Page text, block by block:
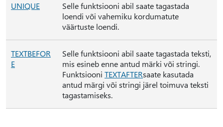
UNIQUE
Selle funktsiooni abil saate tagastada
loendi või vahemiku kordumatute
väärtuste loendi.
TEXTBEFOR
E
Selle funktsiooni abil saate tagastada teksti,
mis esineb enne antud märki või stringi.
Funktsiooni TEXTAFTERsaate kasutada
antud märgi või stringi järel toimuva teksti
tagastamiseks.